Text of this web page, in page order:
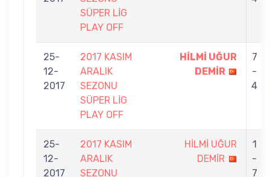
SÜPER LİG
PLAY OFF
25-
12-
2017
2017 KASIM
ARALIK
SEZONU
SÜPER LİG
PLAY OFF
HİLMİ UĞUR
DEMİR
7
-
4
25-
12-
2017
2017 KASIM
ARALIK
SEZONU
HİLMİ UĞUR
DEMİR
1
-
7